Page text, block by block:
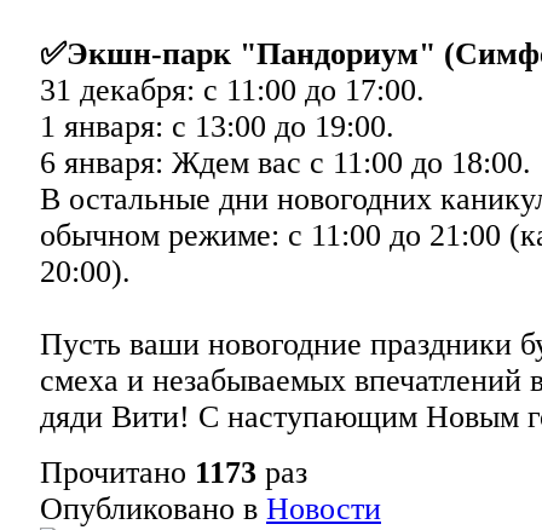
✅Экшн-парк "Пандориум"
31 декабря: с 11:00 до 17:00.
1 января: с 13:00 до 19:00.
6 января: Ждем вас с 11:00 до 18:00.
В остальные дни новогодних
обычном режиме: с 11:00 до 21:00
20:00).
Пусть ваши новогодние праздники
смеха и незабываемых впечатлений
дяди Вити! С наступающим Новым
Прочитано 1173 раз
Опубликовано в Новости